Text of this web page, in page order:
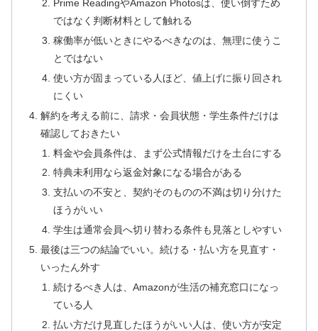
Prime ReadingやAmazon Photosは、使い倒すため
ではなく判断材料として触れる
稼働率が低いときにやるべきなのは、無理に使うこ
とではない
使い方が固まっている人ほど、値上げに振り回され
にくい
解約を考える前に、請求・会員状態・学生条件だけは
確認しておきたい
料金や会員条件は、まず公式情報だけを土台にする
特典未利用なら返金対象になる場合がある
支払いの不安と、契約そのものの不満は切り分けた
ほうがいい
学生は通常会員へ切り替わる条件も見落としやすい
最後は三つの結論でいい。続ける・払い方を見直す・
いったん外す
続けるべき人は、Amazonが生活の補充窓口になっ
ている人
払い方だけ見直したほうがいい人は、使い方が安定